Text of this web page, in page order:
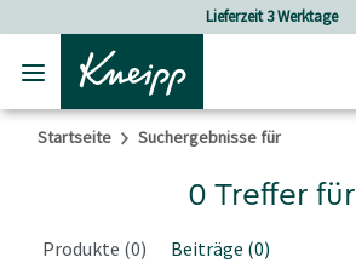
Lieferzeit 3 Werktage
Startseite Suchergebnisse für
0 Treffer für
Produkte (0) Beiträge (0)